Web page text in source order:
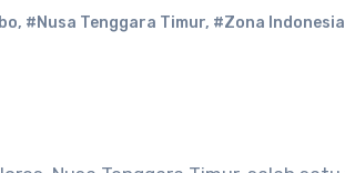
, #Nusa Tenggara Timur, #Zona Indonesia